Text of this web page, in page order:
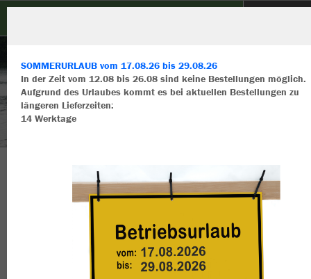
Herzlich Willkommen im Teamshop
Anglerbund Ansbach
Farbe
SOMMERURLAUB vom 17.08.26 bis 29.08.26
In der Zeit vom 12.08 bis 26.08 sind keine Bestellungen möglich.
Aufgrund des Urlaubes kommt es bei aktuellen Bestellungen zu
längeren Lieferzeiten:
14 Werktage
Wir verwenden Cookies
Alle akzeptieren
mehr Infos
Datenschutz
Impressum